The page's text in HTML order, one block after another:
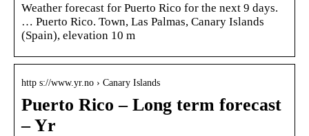
Weather forecast for Puerto Rico for the next 9 days.
… Puerto Rico. Town, Las Palmas, Canary Islands
(Spain), elevation 10 m
http s://www.yr.no › Canary Islands
Puerto Rico – Long term forecast
– Yr